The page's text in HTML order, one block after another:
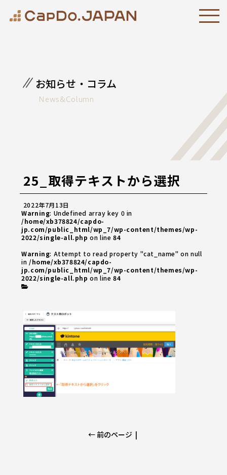
お知らせ・コラム
News&Column
25_取得テキストから選択
2022年7月13日
Warning: Undefined array key 0 in
/home/xb378824/capdo-
jp.com/public_html/wp_7/wp-content/themes/wp-
2022/single-all.php on line84
Warning: Attempt to read property "cat_name" on null
in/home/xb378824/capdo-
jp.com/public_html/wp_7/wp-content/themes/wp-
2022/single-all.php on line84
← 前のページ |